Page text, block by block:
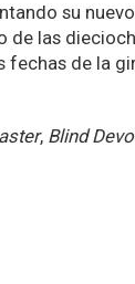
su
las
fechas de la
, Blind